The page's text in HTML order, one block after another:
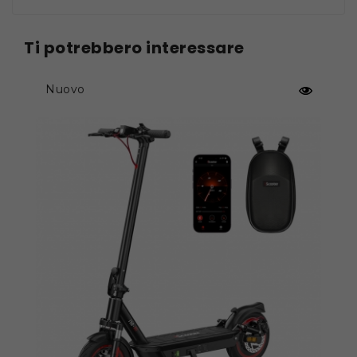
Lo smorzatore di sterzo previene le vibrazioni
un'esperienza di guida fluida e precisa e
Sblocco NFC
Grazie alla tecnologia NFC, è possibile
sbloccare facilmente lo scooter, completare
l'autenticazione o avviare il veicolo. La funzione
NFC non solo migliora la sicurezza del blocco
dello scooter, fa risparmiare tempo, ma offre
anche un'esperienza di guida più intelligente.
Ammortizzatore idraulico
Il sistema di ammortizzazione idraulica
anteriore e posteriore è in grado di assorbire
efficacemente le vibrazioni della strada,
migliorare il comfort di guida e la stabilità e
ridurre l'affaticamento della guida.
Ti potrebbero interessare
Nuovo